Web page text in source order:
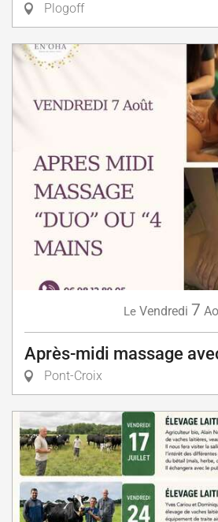
Plogoff
Le Vendredi 7
Après-midi massage
Pont-Croix